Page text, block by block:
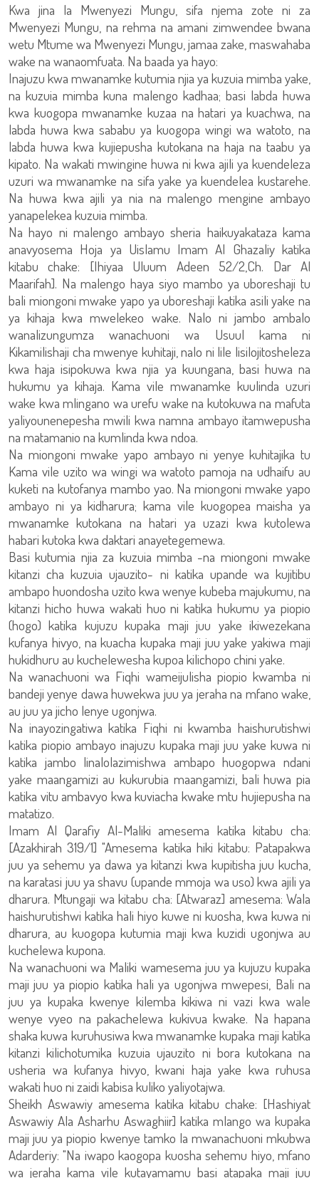
Kwa jina la Mwenyezi Mungu, sifa njema zote ni za
Mwenyezi Mungu, na rehma na amani zimwendee bwana
wetu Mtume wa Mwenyezi Mungu, jamaa zake, maswahaba
wake na wanaomfuata. Na baada ya hayo:
Inajuzu kwa mwanamke kutumia njia ya kuzuia mimba yake,
na kuzuia mimba kuna malengo kadhaa; basi labda huwa
kwa kuogopa mwanamke kuzaa na hatari ya kuachwa, na
labda huwa kwa sababu ya kuogopa wingi wa watoto, na
labda huwa kwa kujiepusha kutokana na haja na taabu ya
kipato. Na wakati mwingine huwa ni kwa ajili ya kuendeleza
uzuri wa mwanamke na sifa yake ya kuendelea kustarehe.
Na huwa kwa ajili ya nia na malengo mengine ambayo
yanapelekea kuzuia mimba.
Na hayo ni malengo ambayo sheria haikuyakataza kama
anavyosema Hoja ya Uislamu Imam Al Ghazaliy katika
kitabu chake: [Ihiyaa Uluum Adeen 52/2,Ch. Dar Al
Maarifah]. Na malengo haya siyo mambo ya uboreshaji tu
bali miongoni mwake yapo ya uboreshaji katika asili yake na
ya kihaja kwa mwelekeo wake. Nalo ni jambo ambalo
wanalizungumza wanachuoni wa Usuul kama ni
Kikamilishaji cha mwenye kuhitaji, nalo ni lile lisilojitosheleza
kwa haja isipokuwa kwa njia ya kuungana, basi huwa na
hukumu ya kihaja. Kama vile mwanamke kuulinda uzuri
wake kwa mlingano wa urefu wake na kutokuwa na mafuta
yaliyounenepesha mwili kwa namna ambayo itamwepusha
na matamanio na kumlinda kwa ndoa.
Na miongoni mwake yapo ambayo ni yenye kuhitajika tu
Kama vile uzito wa wingi wa watoto pamoja na udhaifu au
kuketi na kutofanya mambo yao. Na miongoni mwake yapo
ambayo ni ya kidharura; kama vile kuogopea maisha ya
mwanamke kutokana na hatari ya uzazi kwa kutolewa
habari kutoka kwa daktari anayetegemewa.
Basi kutumia njia za kuzuia mimba -na miongoni mwake
kitanzi cha kuzuia ujauzito- ni katika upande wa kujitibu
ambapo huondosha uzito kwa wenye kubeba majukumu, na
kitanzi hicho huwa wakati huo ni katika hukumu ya piopio
(hogo) katika kujuzu kupaka maji juu yake ikiwezekana
kufanya hivyo, na kuacha kupaka maji juu yake yakiwa maji
hukidhuru au kuchelewesha kupoa kilichopo chini yake.
Na wanachuoni wa Fiqhi wameijulisha piopio kwamba ni
bandeji yenye dawa huwekwa juu ya jeraha na mfano wake,
au juu ya jicho lenye ugonjwa.
Na inayozingatiwa katika Fiqhi ni kwamba haishurutishwi
katika piopio ambayo inajuzu kupaka maji juu yake kuwa ni
katika jambo linalolazimishwa ambapo huogopwa ndani
yake maangamizi au kukurubia maangamizi, bali huwa pia
katika vitu ambavyo kwa kuviacha kwake mtu hujiepusha na
matatizo.
Imam Al Qarafiy Al-Maliki amesema katika kitabu cha:
[Azakhirah 319/1] "Amesema katika hiki kitabu: Patapakwa
juu ya sehemu ya dawa ya kitanzi kwa kupitisha juu kucha,
na karatasi juu ya shavu (upande mmoja wa uso) kwa ajili ya
dharura. Mtungaji wa kitabu cha: [Atwaraz] amesema: Wala
haishurutishwi katika hali hiyo kuwe ni kuosha, kwa kuwa ni
dharura, au kuogopa kutumia maji kwa kuzidi ugonjwa au
kuchelewa kupona.
Na wanachuoni wa Maliki wamesema juu ya kujuzu kupaka
maji juu ya piopio katika hali ya ugonjwa mwepesi, Bali na
juu ya kupaka kwenye kilemba kikiwa ni vazi kwa wale
wenye vyeo na pakachelewa kukivua kwake. Na hapana
shaka kuwa kuruhusiwa kwa mwanamke kupaka maji katika
kitanzi kilichotumika kuzuia ujauzito ni bora kutokana na
usheria wa kufanya hivyo, kwani haja yake kwa ruhusa
wakati huo ni zaidi kabisa kuliko yaliyotajwa.
Sheikh Aswawiy amesema katika kitabu chake: [Hashiyat
Aswawiy Ala Asharhu Aswaghiir] katika mlango wa kupaka
maji juu ya piopio kwenye tamko la mwanachuoni mkubwa
Adarderiy: "Na iwapo kaogopa kuosha sehemu hiyo, mfano
wa jeraha kama vile kutayamamu basi atapaka maji juu